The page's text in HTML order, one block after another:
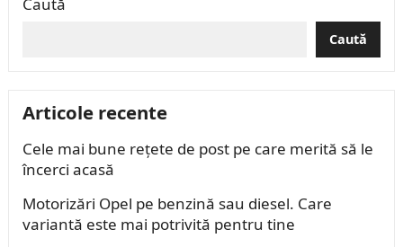
Caută
Articole recente
Cele mai bune rețete de post pe care merită să le
încerci acasă
Motorizări Opel pe benzină sau diesel. Care
variantă este mai potrivită pentru tine